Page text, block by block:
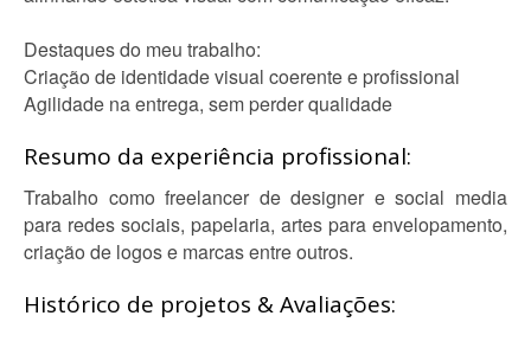
Destaques do meu trabalho:
Criação de identidade visual coerente e profissional
Agilidade na entrega, sem perder qualidade
Resumo da experiência profissional:
Trabalho como freelancer de designer e social media
para redes sociais, papelaria, artes para envelopamento,
criação de logos e marcas entre outros.
Histórico de projetos & Avaliações: